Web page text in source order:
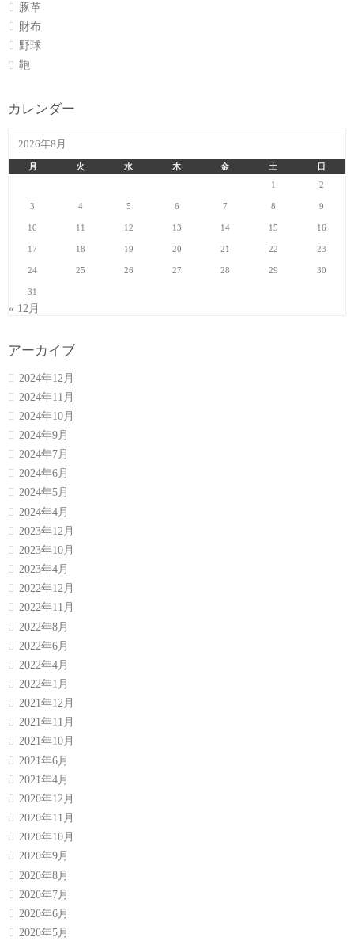
豚革
財布
野球
鞄
カレンダー
2026年8月
月 火 水 木 金 土
日
1
2
3 4 5 6 7 8 9
10 11 12 13 14 15 16
17 18 19 20 21 22 23
24 25 26 27 28 29 30
31
« 12月
アーカイブ
2024年12月
2024年11月
2024年10月
2024年9月
2024年7月
2024年6月
2024年5月
2024年4月
2023年12月
2023年10月
2023年4月
2022年12月
2022年11月
2022年8月
2022年6月
2022年4月
2022年1月
2021年12月
2021年11月
2021年10月
2021年6月
2021年4月
2020年12月
2020年11月
2020年10月
2020年9月
2020年8月
2020年7月
2020年6月
2020年5月